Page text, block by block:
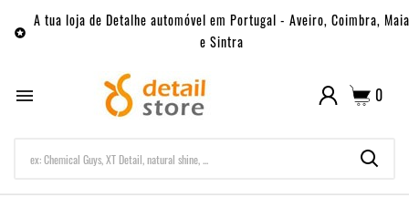

A tua loja de Detalhe automóvel em Portugal - Aveiro, Coimbra, Maia
e Sintra
 0